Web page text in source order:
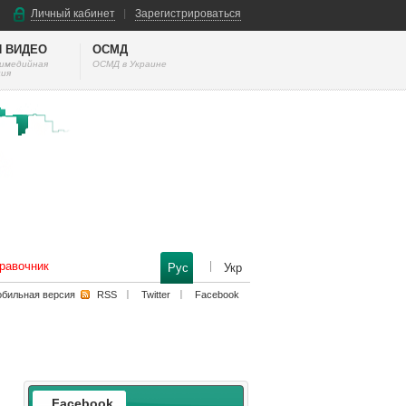
Личный кабинет Зарегистрироваться
ВИДЕО ОСМД
ОСМД в Украине
Рус Укр
версия RSS Twitter Facebook